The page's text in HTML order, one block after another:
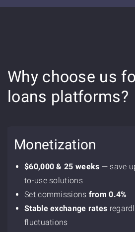
Why choose us
loans platforms?
Monetization
$60,000 & 25 weeks — save
to-use solutions
Set commissions from 0.4%
Stable exchange rates
fluctuations